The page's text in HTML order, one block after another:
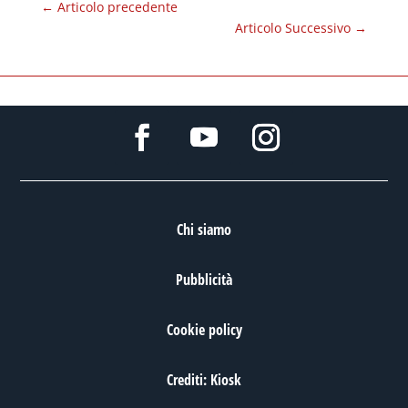
← Articolo precedente
Articolo Successivo →
Chi siamo
Pubblicità
Cookie policy
Crediti: Kiosk